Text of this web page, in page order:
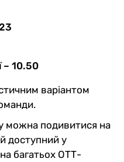
– 10.50
варіантом
можна подивитися на
доступний у
на багатьох ОТТ-